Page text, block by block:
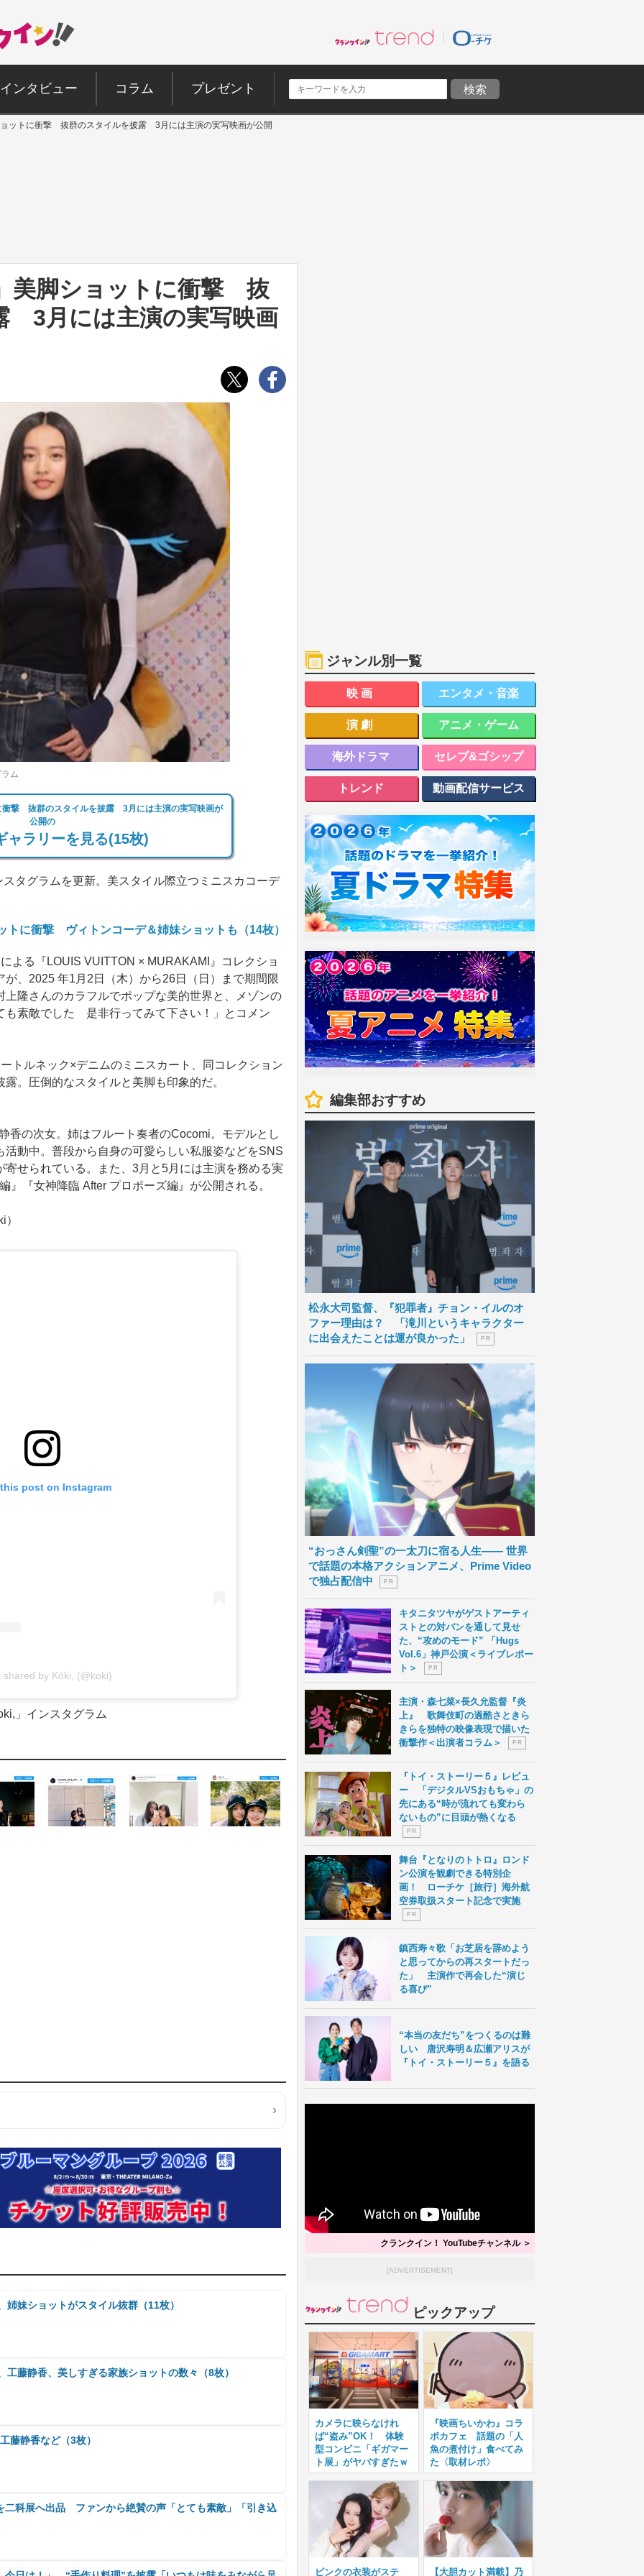
インタビュー コラム プレゼント
ットに衝撃 抜群のスタイルを披露 3月には主演の実写映画が公開
美脚ショットに衝撃 抜
3月には主演の実写映画
ム
衝撃 抜群のスタイルを披露 3月には主演の実写映画が
公開の
ャラリーを見る(15枚)
タグラムを更新。美スタイル際立つミニスカコーデ
トに衝撃 ヴィトンコーデ＆姉妹ショットも（14枚）
る『LOUIS VUITTON × MURAKAMI』コレクショ
、2025 年1月2日（木）から26日（日）まで期間限
隆さんのカラフルでポップな美的世界と、メゾンの
も素敵でした 是非行ってみて下さい！」とコメン
ルネック×デニムのミニスカート、同コレクション
。圧倒的なスタイルと美脚も印象的だ。
香の次女。姉はフルート奏者のCocomi。モデルとし
動中。普段から自身の可愛らしい私服姿などをSNS
せられている。また、3月と5月には主演を務める実
』『女神降臨 After プロポーズ編』が公開される。
post on Instagram
shared by Kōki, (@koki)
」インスタグラム
妹ショットがスタイル抜群（11枚）
藤静香、美しすぎる家族ショットの数々（8枚）
藤静香など（3枚）
二科展へ出品 ファンから絶賛の声「とても素敵」「引き込
ジャンル別一覧
映画 エンタメ・音楽
演劇 アニメ・ゲーム
海外ドラマ セレブ&ゴシップ
トレンド 動画配信サービス
編集部おすすめ
松永大司監督、『犯罪者』チョン・イルのオ
ファー理由は？ 「滝川というキャラクター
に出会えたことは運が良かった」
P R
“おっさん剣聖”の一太刀に宿る人生―― 世界
で話題の本格アクションアニメ、Prime Video
で独占配信中
P R
キタニタツヤがゲストアーティ
ストとの対バンを通して見せ
た、“攻めのモード” 「Hugs
Vol.6」神戸公演＜ライブレポー
ト＞
P R
主演・森七菜×長久允監督『炎
上』 歌舞伎町の過酷さときら
きらを独特の映像表現で描いた
衝撃作＜出演者コラム＞
P R
『トイ・ストーリー５』レビュ
ー 「デジタルVSおもちゃ」の
先にある“時が流れても変わら
ないもの”に目頭が熱くなる
P R
舞台『となりのトトロ』ロンド
ン公演を観劇できる特別企
画！ ローチケ［旅行］海外航
空券取扱スタート記念で実施
P R
鎮西寿々歌「お芝居を辞めよう
と思ってからの再スタートだっ
た」 主演作で再会した“演じ
る喜び”
“本当の友だち”をつくるのは難
しい 唐沢寿明＆広瀬アリスが
『トイ・ストーリー５』を語る
クランクイン！ YouTubeチャンネル ＞
[ADVERTISEMENT]
ピックアップ
カメラに映らなけれ
ば“盗み”OK！ 体験
型コンビニ「ギガマー
ト展」がヤバすぎたｗ
『映画ちいかわ』コラ
ボカフェ 話題の「人
魚の煮付け」食べてみ
た〈取材レポ〉
ピンクの衣装がステ 【大胆カット満載】乃